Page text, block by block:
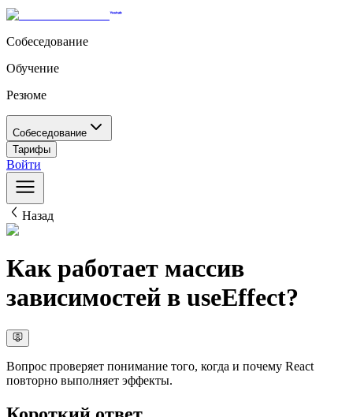
Собеседование
Обучение
Резюме
Собеседование
Тарифы
Войти
Назад
Как работает массив
зависимостей в useEffect?
Вопрос проверяет понимание того, когда и почему React
повторно выполняет эффекты.